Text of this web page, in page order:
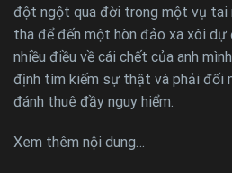
đột ngột qua đời trong một vụ tai
tha để đến một hòn đảo xa xôi dự
nhiều điều về cái chết của anh
định tìm kiếm sự thật và phải đối
đánh thuê đầy nguy hiểm.
Xem thêm nội dung…